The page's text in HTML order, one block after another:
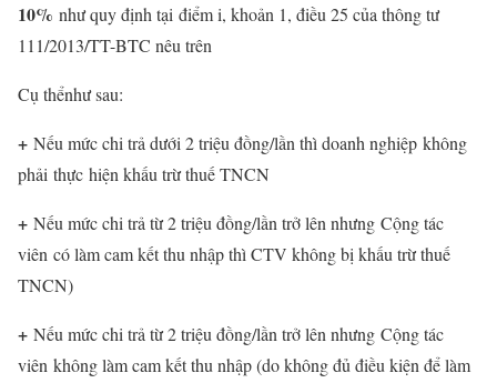
10% như quy định tại điểm i, khoản 1, điều 25 của thông tư
111/2013/TT-BTC nêu trên
Cụ thểnhư sau:
+ Nếu mức chi trả dưới 2 triệu đồng/lần thì doanh nghiệp không
phải thực hiện khấu trừ thuế TNCN
+ Nếu mức chi trả từ 2 triệu đồng/lần trở lên nhưng Cộng tác
viên có làm cam kết thu nhập thì CTV không bị khấu trừ thuế
TNCN)
+ Nếu mức chi trả từ 2 triệu đồng/lần trở lên nhưng Cộng tác
viên không làm cam kết thu nhập (do không đủ điều kiện để làm